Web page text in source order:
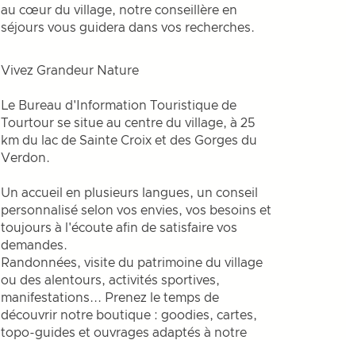
au cœur du village, notre conseillère en
séjours vous guidera dans vos recherches.
Vivez Grandeur Nature
Le Bureau d'Information Touristique de
Tourtour se situe au centre du village, à 25
km du lac de Sainte Croix et des Gorges du
Verdon.
Un accueil en plusieurs langues, un conseil
personnalisé selon vos envies, vos besoins et
toujours à l'écoute afin de satisfaire vos
demandes.
Randonnées, visite du patrimoine du village
ou des alentours, activités sportives,
manifestations... Prenez le temps de
découvrir notre boutique : goodies, cartes,
topo-guides et ouvrages adaptés à notre